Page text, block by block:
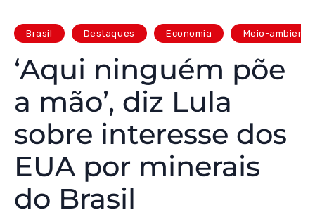
Brasil Destaques Economia Meio-ambiente
‘Aqui ninguém põe
a mão’, diz Lula
sobre interesse dos
EUA por minerais
do Brasil